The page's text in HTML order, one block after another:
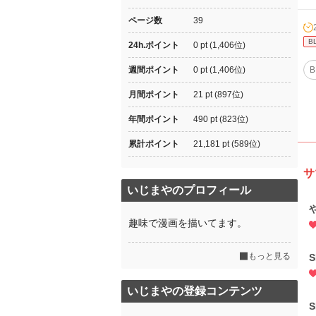
ページ数 39
24h.ポイント 0 pt (1,406位)
週間ポイント 0 pt (1,406位)
月間ポイント 21 pt (897位)
年間ポイント 490 pt (823位)
累計ポイント 21,181 pt (589位)
いじまやのプロフィール
趣味で漫画を描いてます。
もっと見る
いじまやの登録コンテンツ